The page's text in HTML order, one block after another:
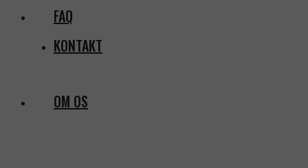
KONTAKT
FAQ
OM OS